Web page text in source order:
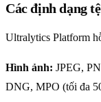
Các định dạng
Ultralytics Platform
Hình ảnh: JPEG,
DNG, MPO (tối đa